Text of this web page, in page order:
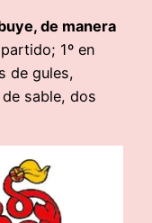
de manera
1º en
de gules,
sable, dos